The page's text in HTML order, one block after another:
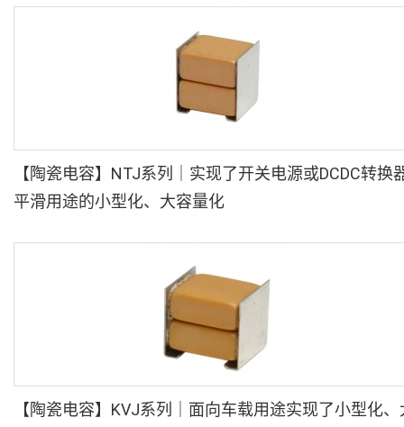
【陶瓷电容】NTJ系列｜实现了开关电源或DCDC转换
平滑用途的小型化、大容量化
【陶瓷电容】KVJ系列｜面向车载用途实现了小型化、